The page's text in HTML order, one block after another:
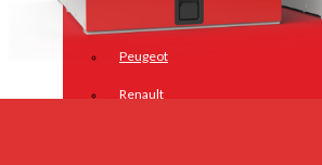
Peugeot
Renault